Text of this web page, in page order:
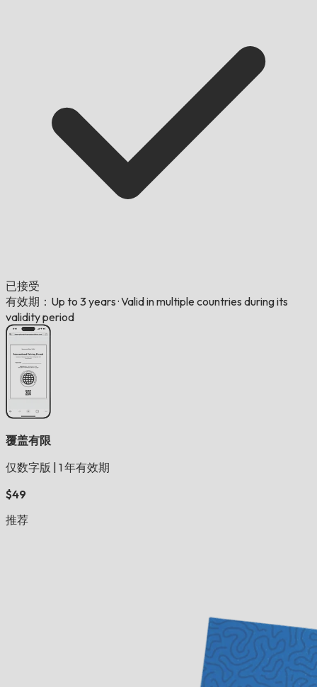
已接受
有效期：Up to 3 years ·Valid in multiple countries during its
validity period
覆盖有限
仅数字版
1 年有效期
$49
推荐